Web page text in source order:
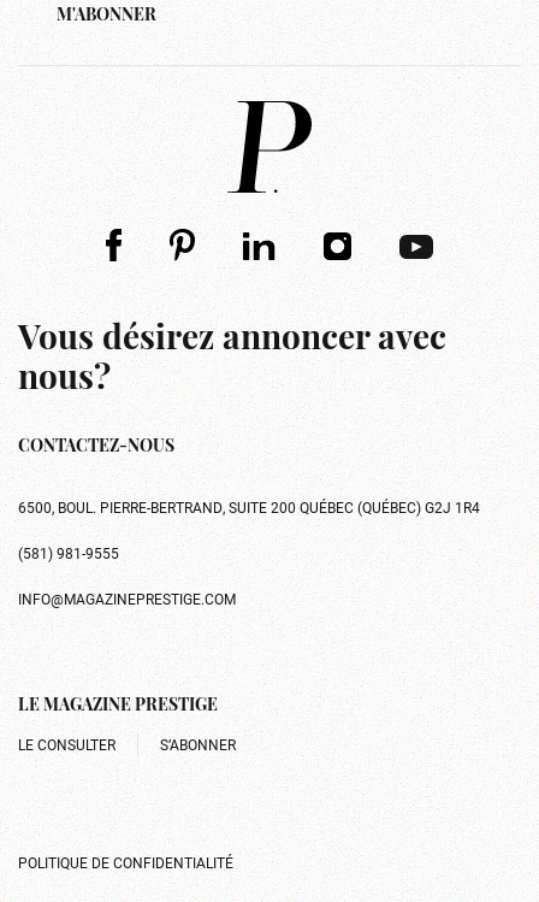
M'ABONNER
Vous désirez annoncer avec
nous?
CONTACTEZ-NOUS
6500, BOUL. PIERRE-BERTRAND, SUITE 200 QUÉBEC (QUÉBEC) G2J 1R4
(581) 981-9555
INFO@MAGAZINEPRESTIGE.COM
LE MAGAZINE PRESTIGE
LE CONSULTER S’ABONNER
POLITIQUE DE CONFIDENTIALITÉ